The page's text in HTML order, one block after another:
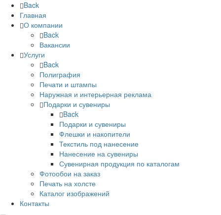
Back
Главная
О компании
Back
Вакансии
Услуги
Back
Полиграфия
Печати и штампы
Наружная и интерьерная реклама
Подарки и сувениры
Back
Подарки и сувениры
Флешки и накопители
Текстиль под нанесение
Нанесение на сувениры
Сувенирная продукция по каталогам
Фотообои на заказ
Печать на холсте
Каталог изображений
Контакты